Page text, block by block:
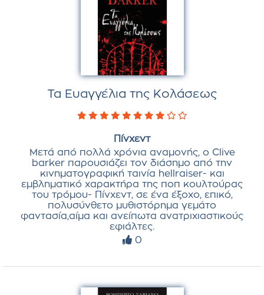
Τα Ευαγγέλια της Κολάσεως
Πίνχεντ
Μετά από πολλά χρόνια αναμονής, ο Clive
barker παρουσιάζει τον διάσημο από την
κινηματογραφική ταινία hellraiser- και
εμβληματικό χαρακτήρα της ποπ κουλτούρας
του τρόμου- Πίνχεντ, σε ένα έξοχο, επικό,
πολυσύνθετο μυθιστόρημα γεμάτο
φαντασία,αίμα και ανείπωτα ανατριχιαστικούς
εφιάλτες.
0